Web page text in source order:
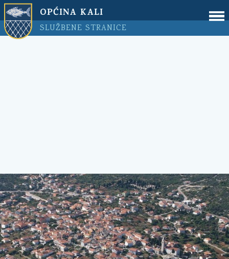
OPĆINA KALI
SLUŽBENE STRANICE